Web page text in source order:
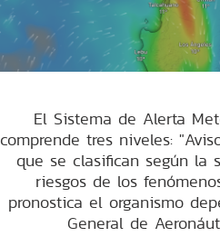
El Sistema de Alerta
comprende tres niveles:
que se clasifican según la
riesgos de los
pronostica el organismo
General de